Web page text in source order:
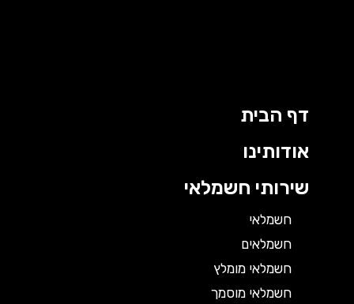
דף הבית
אודותינו
שירותי חשמלאי
חשמלאי
חשמלאים
חשמלאי מומלץ
חשמלאי מוסמך